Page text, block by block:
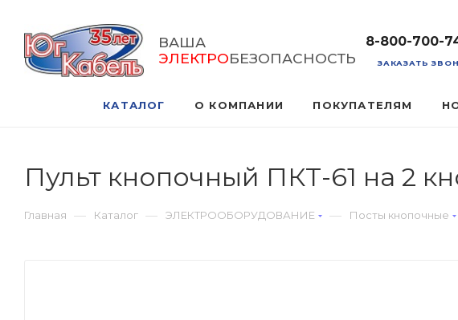
ВАША
ЭЛЕКТРОБЕЗОПАСНОСТЬ
8-800-700-
ЗАКАЗАТЬ
КАТАЛОГ О КОМПАНИИ ПОКУПАТЕЛЯМ
Пульт кнопочный ПКТ-61 на 2
Главная — Каталог — ЭЛЕКТРООБОРУДОВАНИЕ — Посты кнопочные